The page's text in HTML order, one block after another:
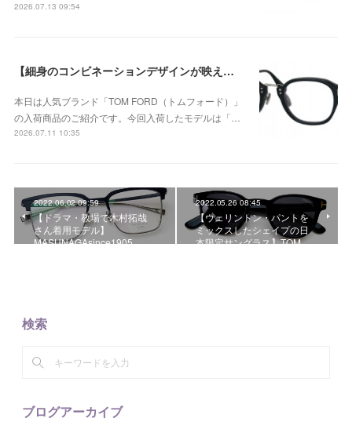
2026.07.13 09:54
【細身のコンビネーションデザインが映える、洗練されたウェリントンモデル】TOM FORD TF6166-D-B 005が入荷！
本日は人気ブランド「TOM FORD（トムフォード）」
の入荷商品のご紹介です。今回入荷したモデルは「…
2026.07.11 10:35
2022.06.02 09:59
【ドラマ・教場で木村拓哉
さん着用モデル】
MASUNAGAsince1905 …
2022.05.26 08:45
【ウェリントン・パントを
ミックスしたシェイプの日
本限定サングラス】TOM …
検索
ブログアーカイブ